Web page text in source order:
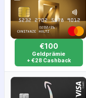
€100
Geldprämie
+ €28 Cashback